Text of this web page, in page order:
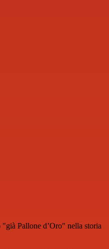
Pallone d’Oro" nella storia